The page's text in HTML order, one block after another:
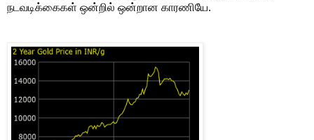
நடவடிக்கைகள் ஒன்றில் ஒன்றான காரணியே.